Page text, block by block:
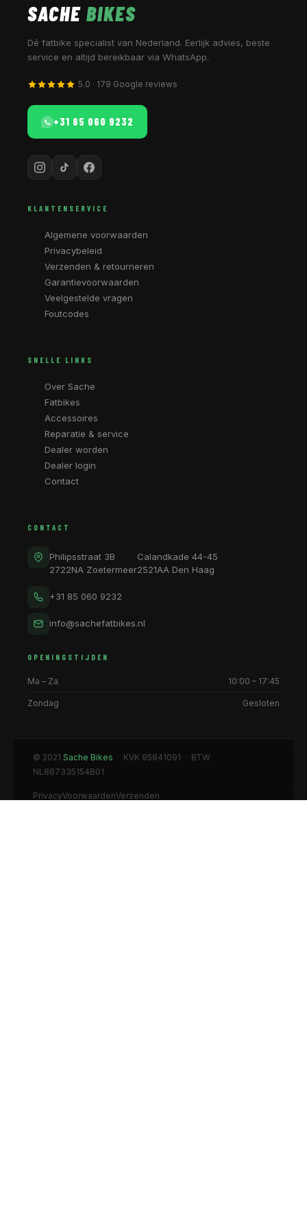
SACHE BIKES
Dé fatbike specialist van Nederland. Eerlijk advies, beste
service en altijd bereikbaar via WhatsApp.
5.0 · 179 Google reviews
+31 85 060 9232
KLANTENSERVICE
Algemene voorwaarden
Privacybeleid
Verzenden & retourneren
Garantievoorwaarden
Veelgestelde vragen
Foutcodes
SNELLE LINKS
Over Sache
Fatbikes
Accessoires
Reparatie & service
Dealer worden
Dealer login
Contact
CONTACT
Philipsstraat 3B
2722NA Zoetermeer
Calandkade 44-45
2521AA Den Haag
+31 85 060 9232
info@sachefatbikes.nl
OPENINGSTIJDEN
Ma – Za 10:00 – 17:45
Zondag Gesloten
© 2021 Sache Bikes · KVK 95841091 · BTW
NL867335154B01
PrivacyVoorwaardenVerzenden